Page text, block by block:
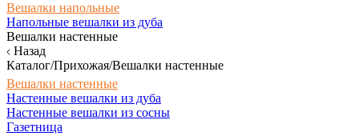
Вешалки напольные
Напольные вешалки из дуба
Вешалки настенные
Назад
Каталог/Прихожая/Вешалки настенные
Вешалки настенные
Настенные вешалки из дуба
Настенные вешалки из сосны
Газетница